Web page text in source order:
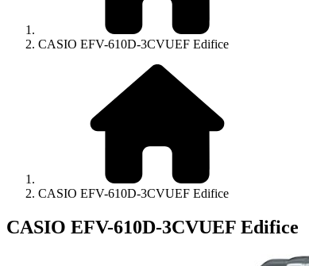
CASIO EFV-610D-3CVUEF Edifice
CASIO EFV-610D-3CVUEF Edifice
CASIO EFV-610D-3CVUEF Edifice